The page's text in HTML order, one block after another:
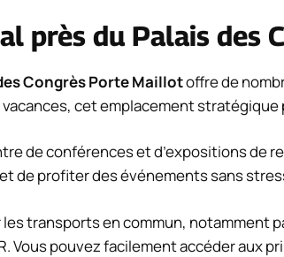
près du Palais des
Congrès Porte Maillotoffre de
vacances, cet emplacement
de conférences et d’expositions de
de profiter des événements sans
transports en commun, notamment
Vous pouvez facilement accéder aux